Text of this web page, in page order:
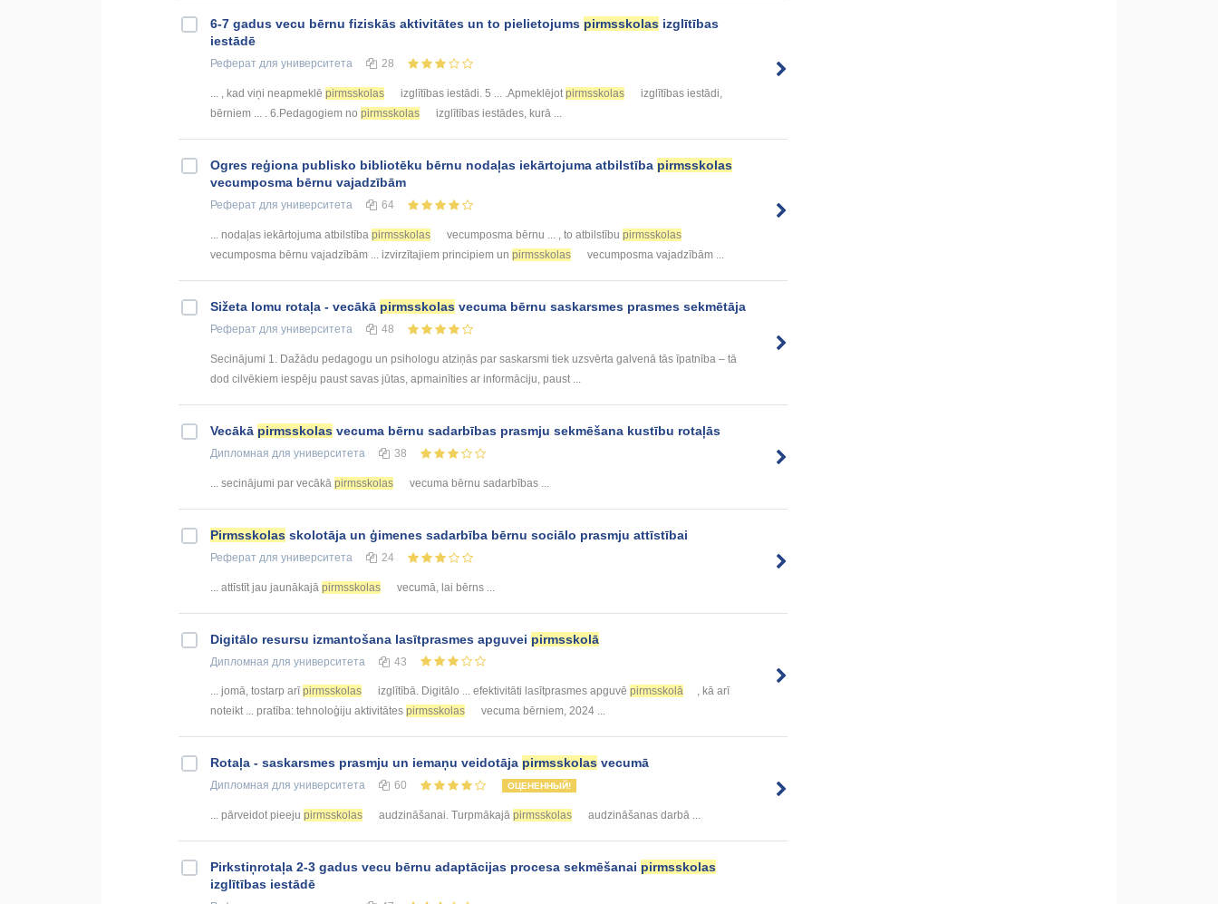
6-7 gadus vecu bērnu fiziskās aktivitātes un to pielietojums pirmsskolas izglītības
iestādē
Реферат для университета 28
... , kad viņi neapmeklē pirmsskolas izglītības iestādi. 5 ... .Apmeklējotpirmsskolas
izglītības iestādi,
bērniem ... . 6.Pedagogiem no pirmsskolas izglītības iestādes, kurā ...
Ogres reģiona publisko bibliotēku bērnu nodaļas iekārtojuma atbilstība pirmsskolas
vecumposma bērnu vajadzībām
Реферат для университета 64
... nodaļas iekārtojuma atbilstība pirmsskolas vecumposma bērnu ... , to atbilstību pirmsskolas
vecumposma bērnu vajadzībām ... izvirzītajiem principiem un pirmsskolas vecumposma vajadzībām ...
Sižeta lomu rotaļa - vecākā pirmsskolas vecuma bērnu saskarsmes prasmes sekmētāja
Реферат для университета 48
Secinājumi 1. Dažādu pedagogu un psihologu atziņās par saskarsmi tiek uzsvērta galvenā tās īpatnība – tā
dod cilvēkiem iespēju paust savas jūtas, apmainīties ar informāciju, paust ...
Vecākā pirmsskolas vecuma bērnu sadarbības prasmju sekmēšana kustību rotaļās
Дипломная для университета 38
... secinājumi par vecākā pirmsskolas vecuma bērnu sadarbības ...
Pirmsskolas skolotāja un ģimenes sadarbība bērnu sociālo prasmju attīstībai
Реферат для университета 24
... attīstīt jau jaunākajā pirmsskolas vecumā, lai bērns ...
Digitālo resursu izmantošana lasītprasmes apguvei pirmsskolā
Дипломная для университета 43
... jomā, tostarp arīpirmsskolas izglītībā. Digitālo ... efektivitāti lasītprasmes apguvē pirmsskolā
, kā arī
noteikt ... pratība: tehnoloģiju aktivitātes pirmsskolas vecuma bērniem, 2024 ...
Rotaļa - saskarsmes prasmju un iemaņu veidotāja pirmsskolas vecumā
Дипломная для университета 60 ОЦЕНЕННЫЙ!
... pārveidot pieeju pirmsskolas audzināšanai. Turpmākajā pirmsskolas audzināšanas darbā ...
Pirkstiņrotaļa 2-3 gadus vecu bērnu adaptācijas procesa sekmēšanai pirmsskolas
izglītības iestādē